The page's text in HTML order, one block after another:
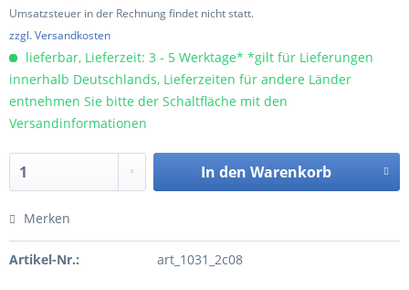
Umsatzsteuer in der Rechnung findet nicht statt.
zzgl. Versandkosten
lieferbar, Lieferzeit: 3 - 5 Werktage* *gilt für Lieferungen
innerhalb Deutschlands, Lieferzeiten für andere Länder
entnehmen Sie bitte der Schaltfläche mit den
Versandinformationen
In den Warenkorb
Merken
Artikel-Nr.: art_1031_2c08